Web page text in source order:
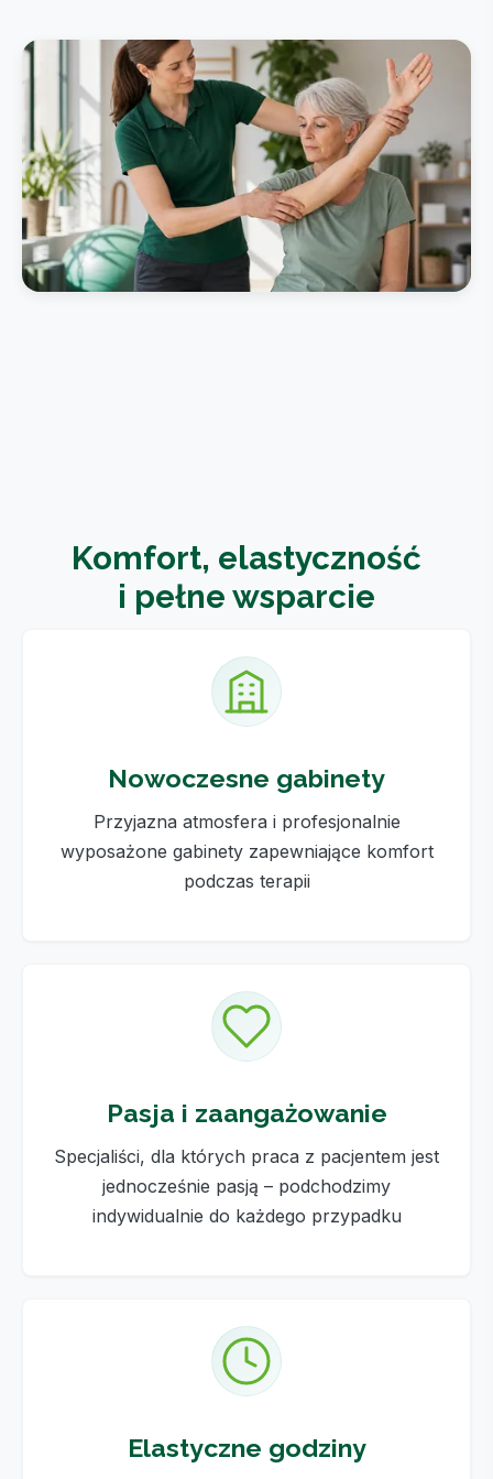
Komfort, elastyczność
i pełne wsparcie
Nowoczesne gabinety
Przyjazna atmosfera i profesjonalnie
wyposażone gabinety zapewniające komfort
podczas terapii
Pasja i zaangażowanie
Specjaliści, dla których praca z pacjentem jest
jednocześnie pasją – podchodzimy
indywidualnie do każdego przypadku
Elastyczne godziny